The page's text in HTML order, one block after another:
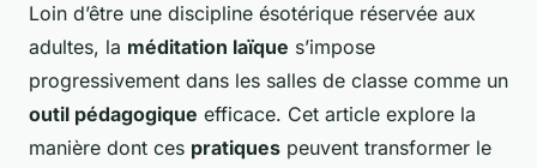
Loin d’être une discipline ésotérique réservée aux
adultes, la méditation laïque s’impose
progressivement dans les salles de classe comme un
outil pédagogique efficace. Cet article explore la
manière dont ces pratiques peuvent transformer le